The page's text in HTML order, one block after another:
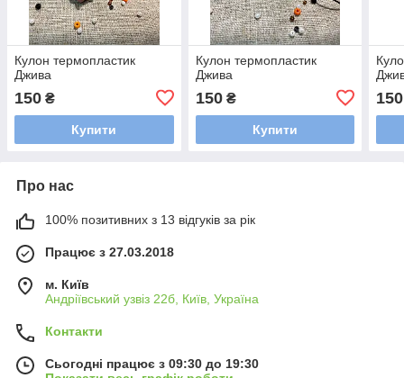
Кулон термопластик
Джива
150 ₴
Купити
Кулон термопластик
Джива
150₴
Купити
150
Про нас
100% позитивних з 13 відгуків за рік
Працює з 27.03.2018
м. Київ
Андріївський узвіз 22б, Київ, Україна
Контакти
Сьогодні працює з 09:30 до 19:30